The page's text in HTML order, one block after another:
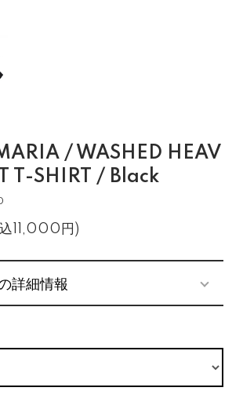
/ WASHED HEAV
T-SHIRT / Black
11,000円)
詳細情報